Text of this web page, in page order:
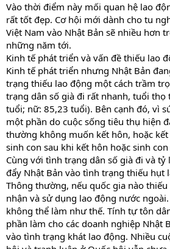
Vào thời điểm này mối quan hệ lao
rất tốt đẹp. Cơ hội mới dành cho tu
Việt Nam vào Nhật Bản sẽ nhiều hơn
những năm tới.
Kinh tế phát triển và vấn đề thiếu lao
Kinh tế phát triển nhưng Nhật Bản
trạng thiếu lao động một cách trầm
trạng dân số già đi rất nhanh, tuổi thọ
tuổi; nữ: 85,23 tuổi). Bên cạnh đó, vì
một phần do cuộc sống tiêu thụ hiện
thường không muốn kết hôn, hoặc
sinh con sau khi kết hôn hoặc sinh
Cùng với tình trạng dân số già đi và tỷ
đẩy Nhật Bản vào tình trạng thiếu hụt
Thông thường, nếu quốc gia nào
nhận và sử dụng lao động nước
không thể làm như thế. Tính tự tôn
phần làm cho các doanh nghiệp Nhật
vào tình trạng khát lao động. Nhiều